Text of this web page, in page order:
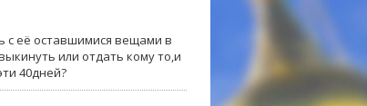
с её оставшимися вещами в
или отдать кому то,и
40дней?